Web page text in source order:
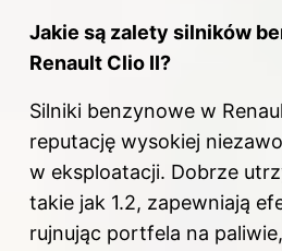
Jakie są zalety silników
Renault Clio II?
Silniki benzynowe w
reputację wysokiej
w eksploatacji. Dobrze
takie jak 1.2, zapewniają
rujnując portfela na